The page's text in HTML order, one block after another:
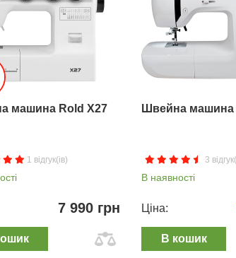
машина Rold X27
1 відгук(ів)
7 990 грн
Швейна машина
3
В наявності
Ціна:
В кошик